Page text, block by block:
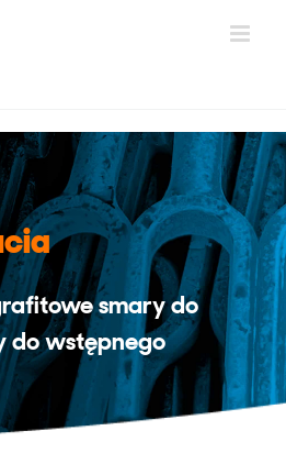
smary do
do wstępnego